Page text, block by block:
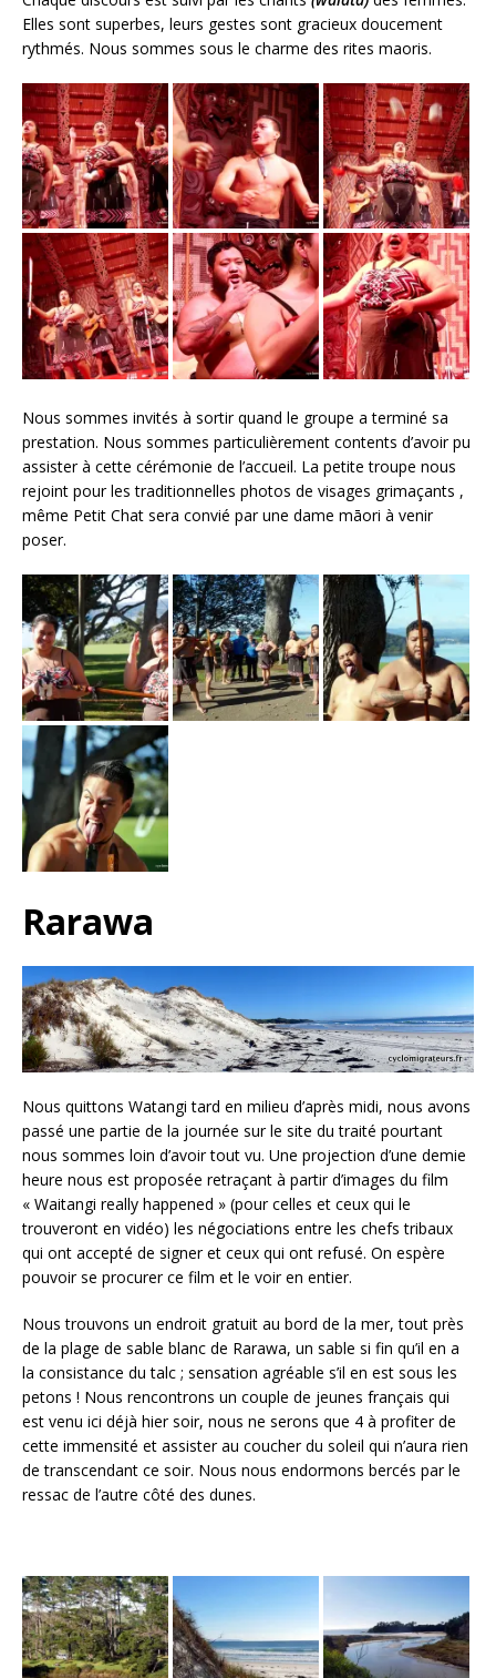
Elles sont superbes, leurs gestes sont gracieux doucement
rythmés. Nous sommes sous le charme des rites maoris.
Nous sommes invités à sortir quand le groupe a terminé sa
prestation. Nous sommes particulièrement contents d’avoir pu
assister à cette cérémonie de l’accueil. La petite troupe nous
rejoint pour les traditionnelles photos de visages grimaçants ,
même Petit Chat sera convié par une dame māori à venir
poser.
Rarawa
Nous quittons Watangi tard en milieu d’après midi, nous avons
passé une partie de la journée sur le site du traité pourtant
nous sommes loin d’avoir tout vu. Une projection d’une demie
heure nous est proposée retraçant à partir d’images du film
« Waitangi really happened » (pour celles et ceux qui le
trouveront en vidéo) les négociations entre les chefs tribaux
qui ont accepté de signer et ceux qui ont refusé. On espère
pouvoir se procurer ce film et le voir en entier.
Nous trouvons un endroit gratuit au bord de la mer, tout près
de la plage de sable blanc de Rarawa, un sable si fin qu’il en a
la consistance du talc ; sensation agréable s’il en est sous les
petons ! Nous rencontrons un couple de jeunes français qui
est venu ici déjà hier soir, nous ne serons que 4 à profiter de
cette immensité et assister au coucher du soleil qui n’aura rien
de transcendant ce soir. Nous nous endormons bercés par le
ressac de l’autre côté des dunes.